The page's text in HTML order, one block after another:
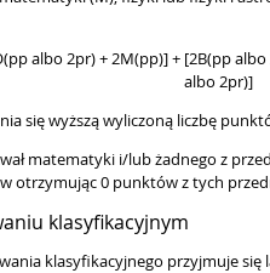
albo 2pr) + 2M(pp)] + [2B(pp
albo 2pr)]
się wyższą wyliczoną liczbę
matematyki i/lub żadnego z
otrzymując 0 punktów z tych
klasyfikacyjnym
klasyfikacyjnego przyjmuje